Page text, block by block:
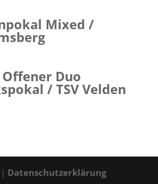
Mixed /
Duo
/ TSV Velden
| Datenschutzerklärung